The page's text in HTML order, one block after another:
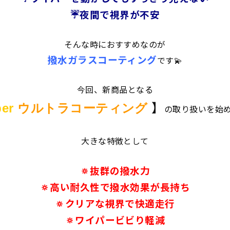
☔夜間で視界が不安
そんな時におすすめなのが
撥水ガラスコーティングです💫
今回、新商品となる
ウルトラコーティング 】 の取り扱いを始
大きな特徴として
🔅抜群の撥水力
🔅高い耐久性で撥水効果が長持ち
🔅クリアな視界で快適走行
🔅ワイパービビり軽減